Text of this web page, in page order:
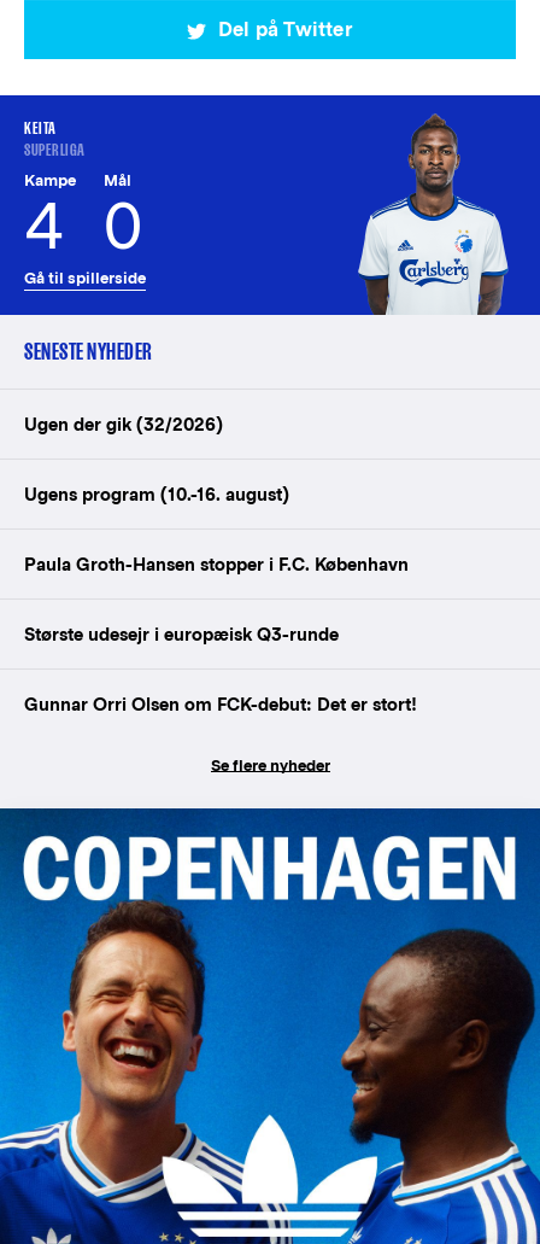
Del på Twitter
KEITA
SUPERLIGA
Kampe
4
Mål
0
Gå til spillerside
SENESTE NYHEDER
Ugen der gik (32/2026)
Ugens program (10.-16. august)
Paula Groth-Hansen stopper i F.C. København
Største udesejr i europæisk Q3-runde
Gunnar Orri Olsen om FCK-debut: Det er stort!
Se flere nyheder